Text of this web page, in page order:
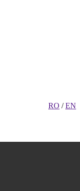
RO /EN